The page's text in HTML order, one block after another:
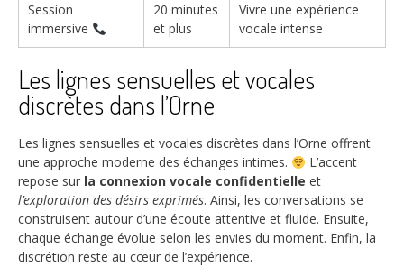
Session
immersive
20 minutes
et plus
Vivre une expérience
vocale intense
Les lignes sensuelles et vocales
discrètes dans l’Orne
Les lignes sensuelles et vocales discrètes dans l’Orne offrent
une approche moderne des échanges intimes.
L’accent
repose sur la connexion vocale confidentielle et
l’exploration des désirs exprimés. Ainsi, les conversations se
construisent autour d’une écoute attentive et fluide. Ensuite,
chaque échange évolue selon les envies du moment. Enfin, la
discrétion reste au cœur de l’expérience.